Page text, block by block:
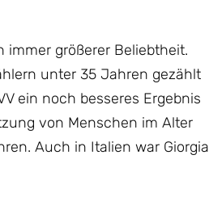
immer größerer Beliebtheit.
unter 35 Jahren gezählt
ein noch besseres Ergebnis
von Menschen im Alter
Auch in Italien war Giorgia